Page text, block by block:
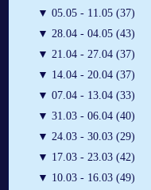
▼ 05.05 - 11.05 (37)
▼ 28.04 - 04.05 (43)
▼ 21.04 - 27.04 (37)
▼ 14.04 - 20.04 (37)
▼ 07.04 - 13.04 (33)
▼ 31.03 - 06.04 (40)
▼ 24.03 - 30.03 (29)
▼ 17.03 - 23.03 (42)
▼ 10.03 - 16.03 (49)